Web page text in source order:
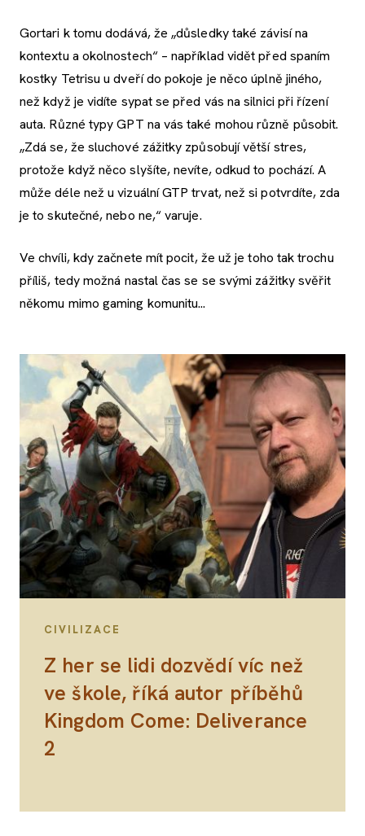
Gortari k tomu dodává, že „důsledky také závisí na
kontextu a okolnostech“ – například vidět před spaním
kostky Tetrisu u dveří do pokoje je něco úplně jiného,
než když je vidíte sypat se před vás na silnici při řízení
auta. Různé typy GPT na vás také mohou různě působit.
„Zdá se, že sluchové zážitky způsobují větší stres,
protože když něco slyšíte, nevíte, odkud to pochází. A
může déle než u vizuální GTP trvat, než si potvrdíte, zda
je to skutečné, nebo ne,“ varuje.
Ve chvíli, kdy začnete mít pocit, že už je toho tak trochu
příliš, tedy možná nastal čas se se svými zážitky svěřit
někomu mimo gaming komunitu...
CIVILIZACE
Z her se lidi dozvědí víc než
ve škole, říká autor příběhů
Kingdom Come: Deliverance
2